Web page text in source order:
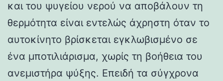
και του ψυγείου νερού να αποβάλουν τη
θερμότητα είναι εντελώς άχρηστη όταν το
αυτοκίνητο βρίσκεται εγκλωβισμένο σε
ένα μποτιλιάρισμα, χωρίς τη βοήθεια του
ανεμιστήρα ψύξης. Επειδή τα σύγχρονα